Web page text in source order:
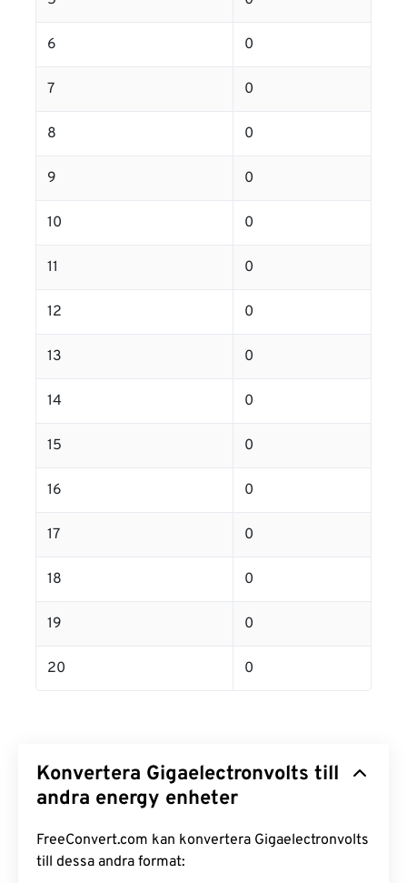
6 0
7 0
8 0
9 0
10 0
11 0
12 0
13 0
14 0
15 0
16 0
17 0
18 0
19 0
20 0
Konvertera Gigaelectronvolts till
andra energy enheter
FreeConvert.com kan konvertera Gigaelectronvolts
till dessa andra format: